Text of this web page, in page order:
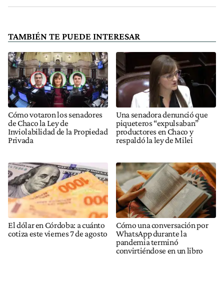
TAMBIÉN TE PUEDE INTERESAR
Cómo votaron los senadores
de Chaco la Ley de
Inviolabilidad de la Propiedad
Privada
Una senadora denunció que
piqueteros “expulsaban”
productores en Chaco y
respaldó la ley de Milei
El dólar en Córdoba: a cuánto
cotiza este viernes 7 de agosto
Cómo una conversación por
WhatsApp durante la
pandemia terminó
convirtiéndose en un libro